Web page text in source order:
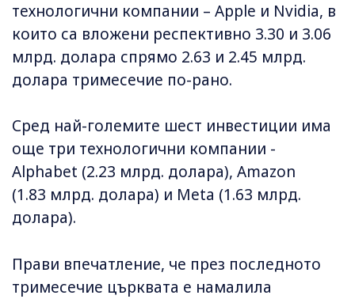
технологични компании – Apple и Nvidia, в
които са вложени респективно 3.30 и 3.06
млрд. долара спрямо 2.63 и 2.45 млрд.
долара тримесечие по-рано.
Сред най-големите шест инвестиции има
още три технологични компании -
Alphabet (2.23 млрд. долара), Amazon
(1.83 млрд. долара) и Meta (1.63 млрд.
долара).
Прави впечатление, че през последното
тримесечие църквата е намалила